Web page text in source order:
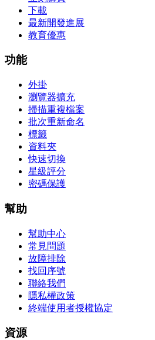
下載
最新開發進展
教育優惠
功能
外掛
瀏覽器擴充
掃描重複檔案
批次重新命名
標籤
資料夾
快速切換
星級評分
密碼保護
幫助
幫助中心
常見問題
故障排除
找回序號
聯絡我們
隱私權政策
終端使用者授權協定
資源